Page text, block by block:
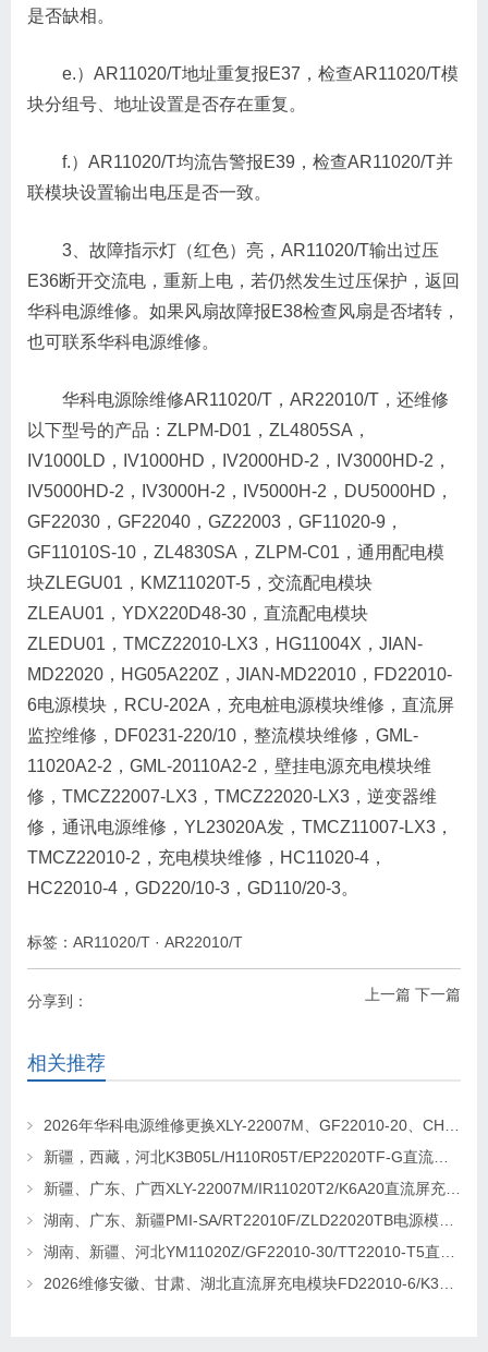
是否缺相。
e.）AR11020/T地址重复报E37，检查AR11020/T模
块分组号、地址设置是否存在重复。
f.）AR11020/T均流告警报E39，检查AR11020/T并
联模块设置输出电压是否一致。
3、故障指示灯（红色）亮，AR11020/T输出过压
E36断开交流电，重新上电，若仍然发生过压保护，返回
华科电源维修。如果风扇故障报E38检查风扇是否堵转，
也可联系华科电源维修。
华科电源除维修AR11020/T，AR22010/T，还维修
以下型号的产品：ZLPM-D01，ZL4805SA，
IV1000LD，IV1000HD，IV2000HD-2，IV3000HD-2，
IV5000HD-2，IV3000H-2，IV5000H-2，DU5000HD，
GF22030，GF22040，GZ22003，GF11020-9，
GF11010S-10，ZL4830SA，ZLPM-C01，通用配电模
块ZLEGU01，KMZ11020T-5，交流配电模块
ZLEAU01，YDX220D48-30，直流配电模块
ZLEDU01，TMCZ22010-LX3，HG11004X，JIAN-
MD22020，HG05A220Z，JIAN-MD22010，FD22010-
6电源模块，RCU-202A，充电桩电源模块维修，直流屏
监控维修，DF0231-220/10，整流模块维修，GML-
11020A2-2，GML-20110A2-2，壁挂电源充电模块维
修，TMCZ22007-LX3，TMCZ22020-LX3，逆变器维
修，通讯电源维修，YL23020A发，TMCZ11007-LX3，
TMCZ22010-2，充电模块维修，HC11020-4，
HC22010-4，GD220/10-3，GD110/20-3。
标签： AR11020/T · AR22010/T
上一篇 下一篇
分享到：
相关推荐